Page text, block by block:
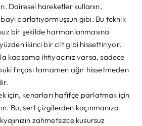
Dairesel hareketler kullanın,
parlatıyormuşsun gibi. Bu teknik
bir şekilde harmanlanmasına
ikinci bir cilt gibi hissettiriyor.
kapsama ihtiyacınız varsa, sadece
fırçası tamamen ağır hissetmeden
için, kenarları hafifçe parlatmak için
Bu, sert çizgilerden kaçınmanıza
zahmetsizce kusursuz